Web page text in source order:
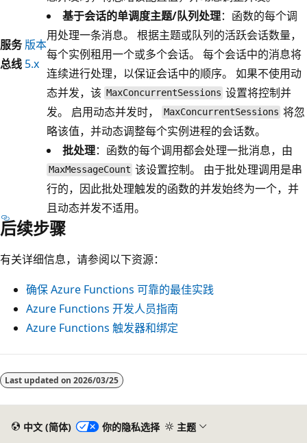
服务
总线
版本
5.x
基于会话的单调度主题/队列处理：函数的每个调
用处理一条消息。 根据主题或队列的活跃会话数量，
每个实例租用一个或多个会话。 每个会话中的消息将
连续进行处理，以保证会话中的顺序。 如果不使用动
态并发，该 MaxConcurrentSessions 设置将控制并
发。 启用动态并发时，
MaxConcurrentSessions 将忽
略该值，并动态调整每个实例进程的会话数。
批处理：函数的每个调用都会处理一批消息，由
MaxMessageCount 该设置控制。 由于批处理调用是串
行的，因此批处理触发的函数的并发始终为一个，并
且动态并发不适用。
后续步骤
有关详细信息，请参阅以下资源：
确保 Azure Functions 可靠的最佳实践
Azure Functions 开发人员指南
Azure Functions 触发器和绑定
Last updated on 2026/03/25
中文 (简体) 你的隐私选择 主题